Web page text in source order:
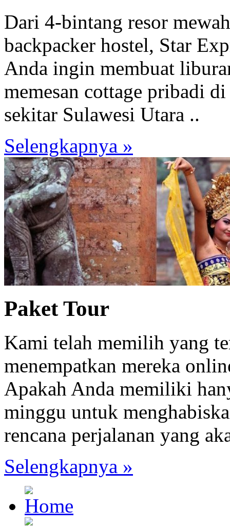
Dari 4-bintang resor
backpacker hostel, Star
Anda ingin membuat
memesan cottage pribadi
sekitar Sulawesi Utara ..
Selengkapnya »
Paket Tour
Kami telah memilih yang
menempatkan mereka
Apakah Anda memiliki
minggu untuk
rencana perjalanan yang
Selengkapnya »